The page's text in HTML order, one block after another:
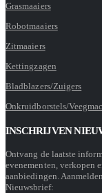
Grasmaaiers
Robotmaaiers
Zitmaaiers
Kettingzagen
Bladblazers/Zuigers
Onkruidborstels/
INSCHRIJVEN
Ontvang de laatste
evenementen, verkopen
aanbiedingen.
Nieuwsbrief: